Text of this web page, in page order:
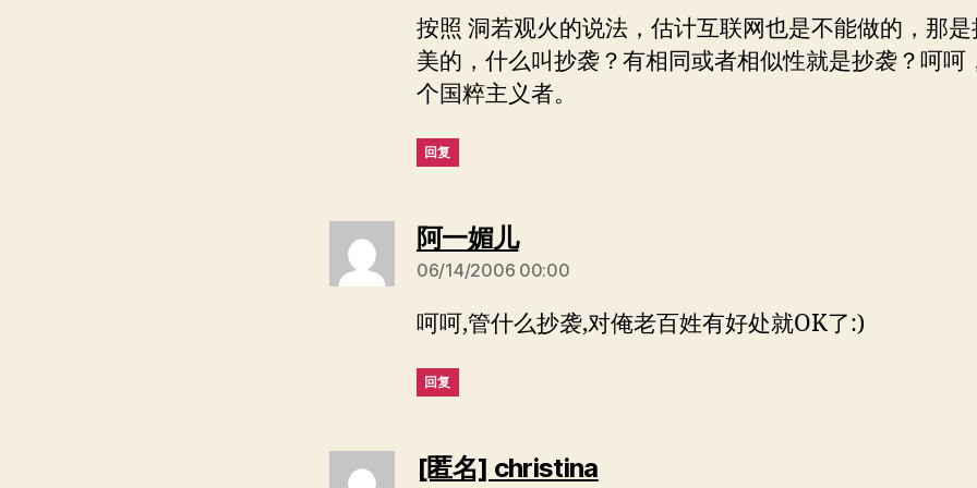
按照 洞若观火的说法，估计互联网也是不能做的，那
美的，什么叫抄袭？有相同或者相似性就是抄袭？呵呵
个国粹主义者。
回复
阿一媚儿说：
06/14/2006 00:00
呵呵,管什么抄袭,对俺老百姓有好处就OK了:)
回复
[匿名] christina说：